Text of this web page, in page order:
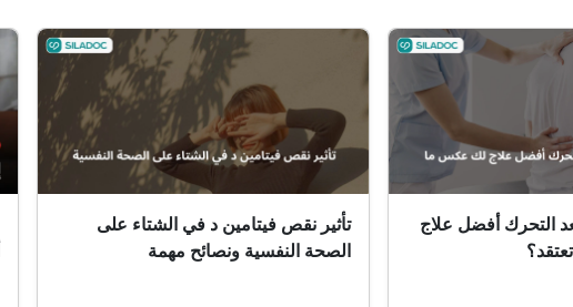
التحرك أفضل علاج
تأثير نقص فيتامين د في الشتاء على
الصحة النفسية ونصائح مهمة